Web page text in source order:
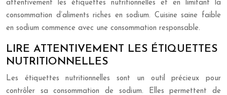
attentivement les étiquettes nutritionnelles et en limitant la
consommation d’aliments riches en sodium. Cuisine saine faible
en sodium commence avec une consommation responsable.
LIRE ATTENTIVEMENT LES ÉTIQUETTES
NUTRITIONNELLES
Les étiquettes nutritionnelles sont un outil précieux pour
contrôler sa consommation de sodium. Elles permettent de